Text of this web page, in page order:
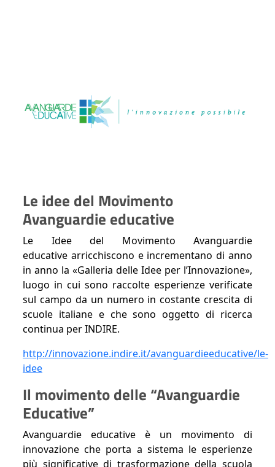
Le idee del Movimento
Avanguardie educative
Le Idee del Movimento Avanguardie
educative arricchiscono e incrementano di anno
in anno la «Galleria delle Idee per l’Innovazione»,
luogo in cui sono raccolte esperienze verificate
sul campo da un numero in costante crescita di
scuole italiane e che sono oggetto di ricerca
continua per INDIRE.
http://innovazione.indire.it/avanguardieeducative/le-
idee
Il movimento delle “Avanguardie
Educative”
Avanguardie educative è un movimento di
innovazione che porta a sistema le esperienze
più significative di trasformazione della scuola